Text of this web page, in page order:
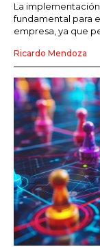
La
fundamental para
empresa, ya que
Ricardo Mendoza